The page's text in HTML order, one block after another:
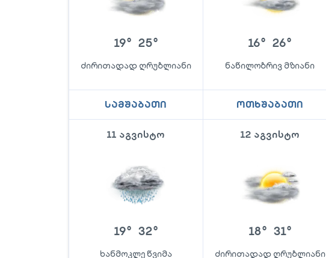
19° 25°
ძირითადად ღრუბლიანი
16° 26°
ნაწილობრივ მზიანი
სამშაბათი
11 აგვისტო
19° 32°
ხანმოკლე წვიმა
ოთხშაბათი
12 აგვისტო
18° 31°
ძირითადად ღრუბლიანი